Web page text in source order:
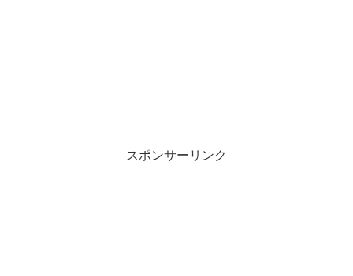
スポンサーリンク